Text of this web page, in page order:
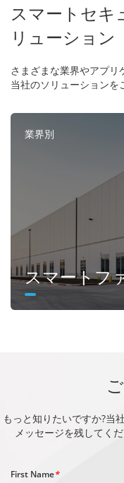
スマートセキ
リューション
さまざまな業界やアプリ
当社のソリューションを
業界別
スマートフ
もっと知りたいですか?当
メッセージを残してく
First Name*